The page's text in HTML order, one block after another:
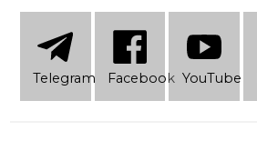
Telеgram Facebook YouTube